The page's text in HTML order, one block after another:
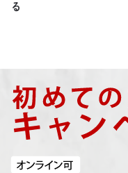
る